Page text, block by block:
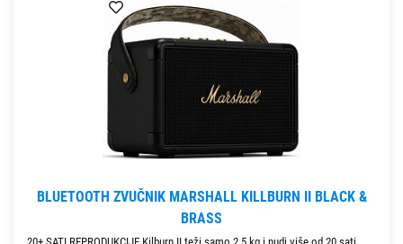
BLUETOOTH ZVUČNIK MARSHALL KILLBURN II BLACK &
BRASS